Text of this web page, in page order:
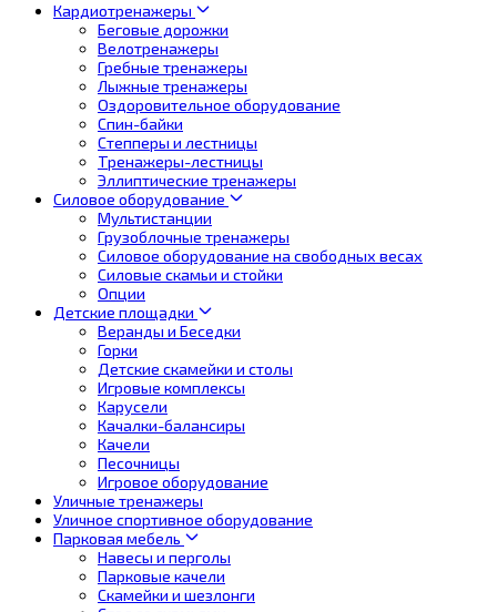
Кардиотренажеры
Беговые дорожки
Велотренажеры
Гребные тренажеры
Лыжные тренажеры
Оздоровительное оборудование
Спин-байки
Степперы и лестницы
Тренажеры-лестницы
Эллиптические тренажеры
Силовое оборудование
Мультистанции
Грузоблочные тренажеры
Силовое оборудование на свободных весах
Силовые скамьи и стойки
Опции
Детские площадки
Веранды и Беседки
Горки
Детские скамейки и столы
Игровые комплексы
Карусели
Качалки-балансиры
Качели
Песочницы
Игровое оборудование
Уличные тренажеры
Уличное спортивное оборудование
Парковая мебель
Навесы и перголы
Парковые качели
Скамейки и шезлонги